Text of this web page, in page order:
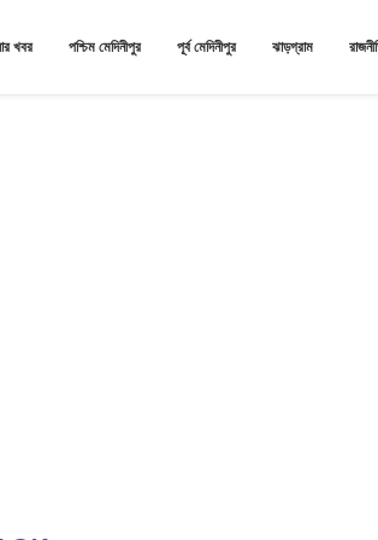
খবর পশ্চিম মেদিনীপুর পূর্ব মেদিনীপুর ঝাড়গ্রাম